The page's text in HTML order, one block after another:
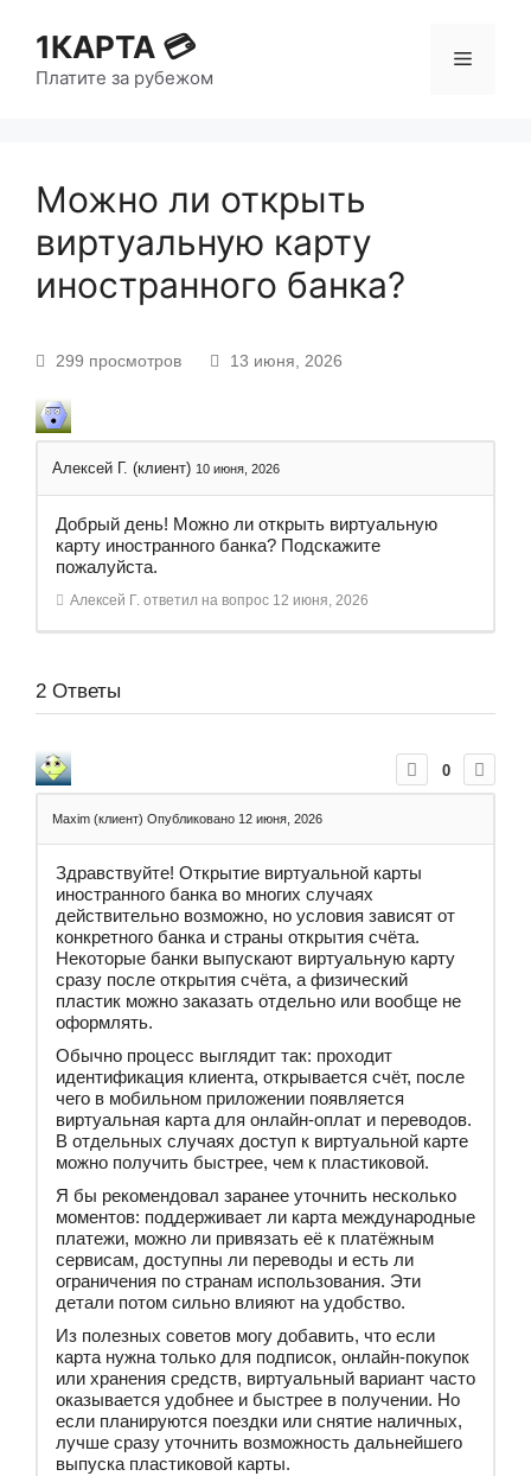
1КАРТА 💳
Платите за рубежом
Можно ли открыть
виртуальную карту
иностранного банка?
299 просмотров 13 июня, 2026
Алексей Г. (клиент) 10 июня, 2026
Добрый день! Можно ли открыть виртуальную
карту иностранного банка? Подскажите
пожалуйста.
Алексей Г. ответил на вопрос 12 июня, 2026
2 Ответы
0
Maxim (клиент) Опубликовано 12 июня, 2026
Здравствуйте! Открытие виртуальной карты
иностранного банка во многих случаях
действительно возможно, но условия зависят от
конкретного банка и страны открытия счёта.
Некоторые банки выпускают виртуальную карту
сразу после открытия счёта, а физический
пластик можно заказать отдельно или вообще не
оформлять.
Обычно процесс выглядит так: проходит
идентификация клиента, открывается счёт, после
чего в мобильном приложении появляется
виртуальная карта для онлайн-оплат и переводов.
В отдельных случаях доступ к виртуальной карте
можно получить быстрее, чем к пластиковой.
Я бы рекомендовал заранее уточнить несколько
моментов: поддерживает ли карта международные
платежи, можно ли привязать её к платёжным
сервисам, доступны ли переводы и есть ли
ограничения по странам использования. Эти
детали потом сильно влияют на удобство.
Из полезных советов могу добавить, что если
карта нужна только для подписок, онлайн-покупок
или хранения средств, виртуальный вариант часто
оказывается удобнее и быстрее в получении. Но
если планируются поездки или снятие наличных,
лучше сразу уточнить возможность дальнейшего
выпуска пластиковой карты.